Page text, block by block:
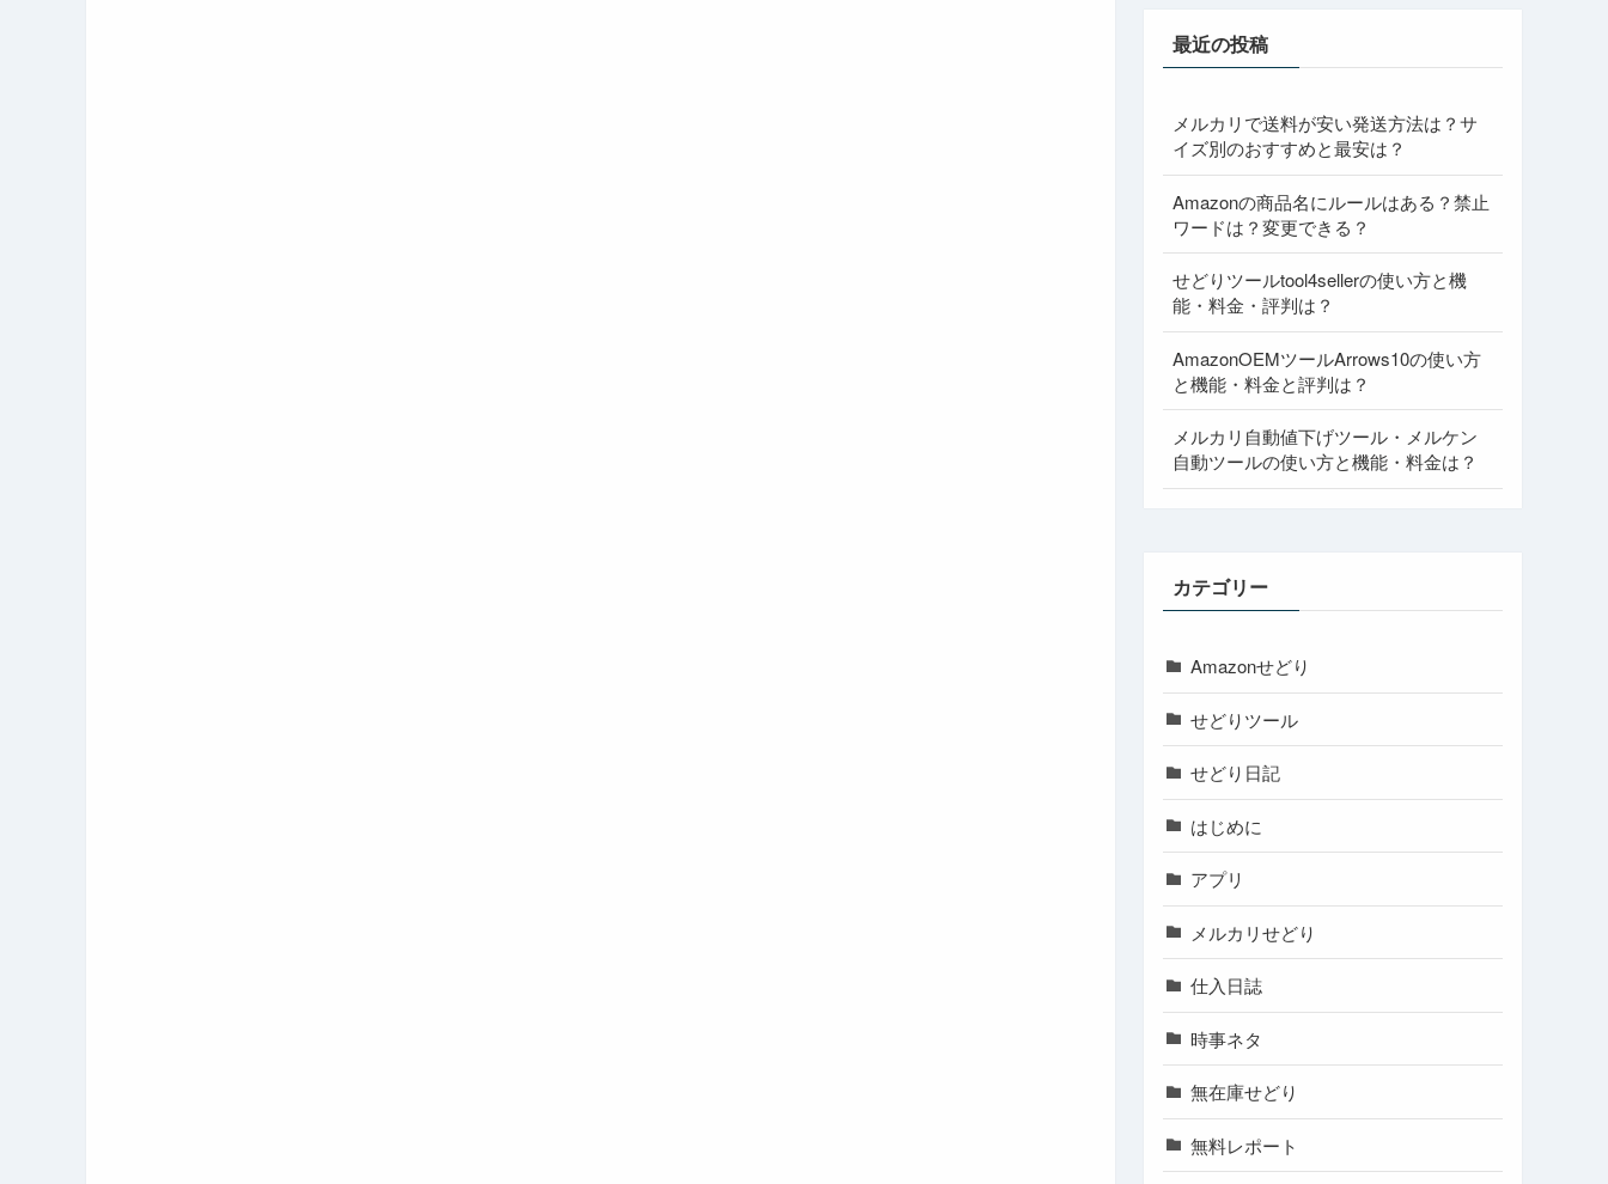
最近の投稿
メルカリで送料が安い発送方法は？サ
イズ別のおすすめと最安は？
Amazonの商品名にルールはある？禁止
ワードは？変更できる？
せどりツールtool4sellerの使い方と機
能・料金・評判は？
AmazonOEMツールArrows10の使い方
と機能・料金と評判は？
メルカリ自動値下げツール・メルケン
自動ツールの使い方と機能・料金は？
カテゴリー
Amazonせどり
せどりツール
せどり日記
はじめに
アプリ
メルカリせどり
仕入日誌
時事ネタ
無在庫せどり
無料レポート